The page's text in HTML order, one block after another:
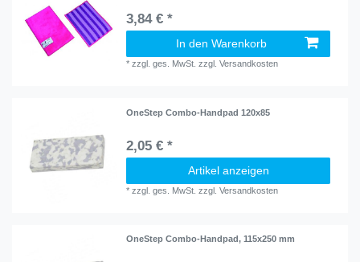
3,84 € *
In den Warenkorb
*zzgl. ges. MwSt. zzgl.Versandkosten
OneStep Combo-Handpad 120x85
2,05 € *
Artikel anzeigen
*zzgl. ges. MwSt. zzgl.Versandkosten
OneStep Combo-Handpad, 115x250 mm